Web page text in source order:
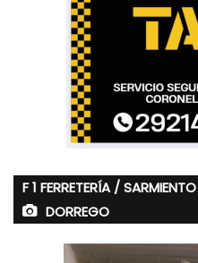
F 1 FERRETERÍA /
DORREGO